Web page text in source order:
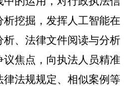
析挖掘，发挥人工智能在
、法律文件阅读与分析
议焦点，向执法人员精准
法规规定、相似案例等